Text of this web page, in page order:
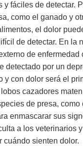
y fáciles de detectar.
como el ganado y
el dolor
de detectar. En la
de enfermedad
detectado por un
y con dolor será el
cazadores
de presa, como
enmascarar sus
a los veterinarios
cuándo sienten dolor.